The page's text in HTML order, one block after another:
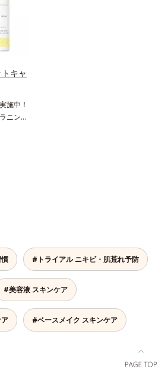
に応じ
いによ
さ
分*8
リと透
成分*9
カズラ
まで水
を与え
アレ
アレル
ではあ
ること
を与え
そこで
は美
ティ
成分
まし
美容成
(*9)」
くら感
アしな
が叶う
き
的な
スを防
*4 う
・ツヤ
成分*8
バラエ
リと透
分*9
カズラ
シット、フィチン酸、ユズセラミ
ド、スフィンゴ糖脂質*5 テトラ2-
ヘキシルデカン酸アスコルビル、天
然ビタミンE、イノシット、フィチ
ン酸、ユズセラミド、スフィンゴ糖
脂質配合＝肌をなめらかに整える整
肌成分*6 角層まで*7 うるおいによ
る*8 すべての方に皮膚刺激がおき
ないというわけではありません※敏
キャ
施中！
ニンに
！
界初
ー
に着目
指すブ
「メ
の透明
してい
でオル
メラニ
処理ビ
まで
因とな
#トライアル ニキビ・肌荒れ予防
#美容液 スキンケア
#ベースメイク スキンケア